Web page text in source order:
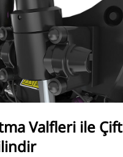
Valfleri ile Çift